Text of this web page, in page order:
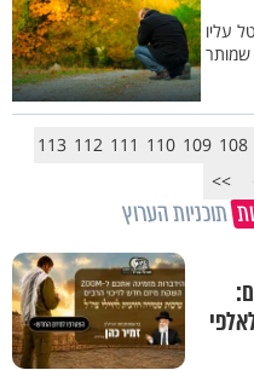
עליו
שמותר
108
109
110
111
112
113
>>
תוכניות הערוץ